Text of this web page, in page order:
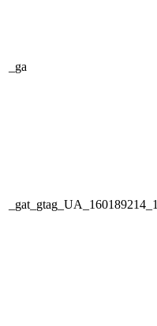
_ga
_gat_gtag_UA_160189214_1